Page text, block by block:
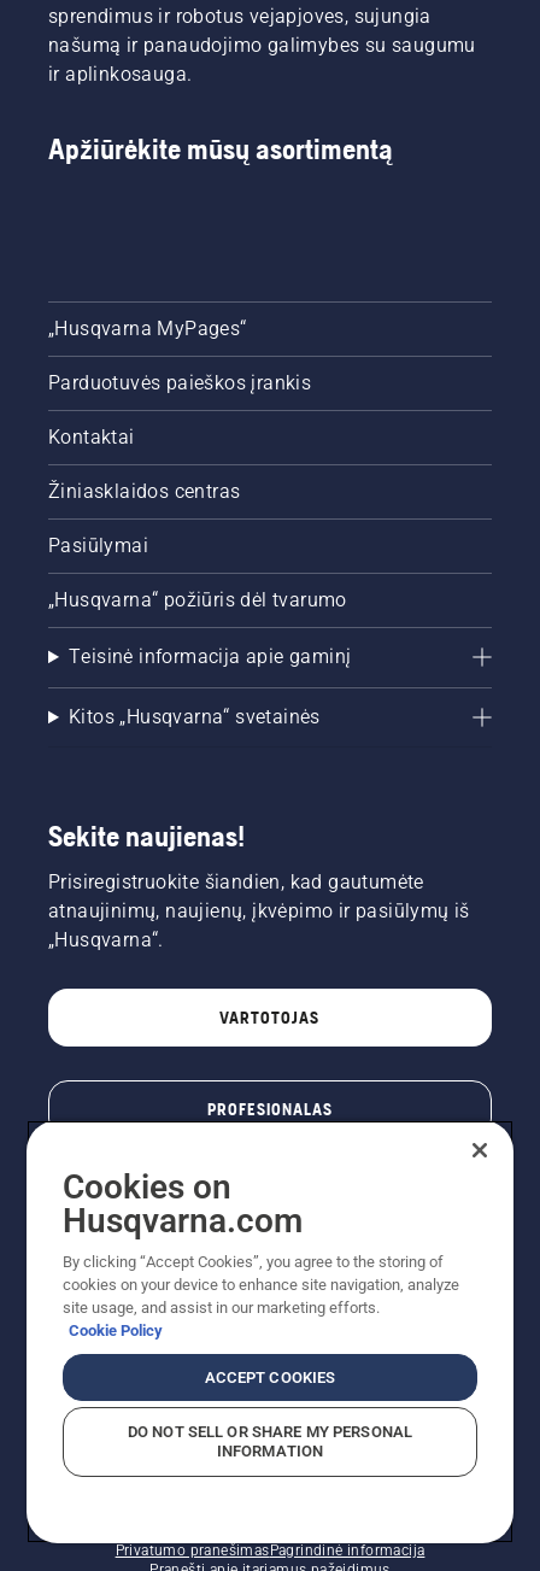
sprendimus ir robotus vejapjoves, sujungia
našumą ir panaudojimo galimybes su saugumu
ir aplinkosauga.
Apžiūrėkite mūsų asortimentą
„Husqvarna MyPages“
Parduotuvės paieškos įrankis
Kontaktai
Žiniasklaidos centras
Pasiūlymai
„Husqvarna“ požiūris dėl tvarumo
Teisinė informacija apie gaminį
Kitos „Husqvarna“ svetainės
Sekite naujienas!
Prisiregistruokite šiandien, kad gautumėte
atnaujinimų, naujienų, įkvėpimo ir pasiūlymų iš
„Husqvarna“.
VARTOTOJAS
PROFESIONALAS
© „Husqvarna AB“ (leid). Visos teisės priklauso autoriui.
Nurodoma rekomenduojama mažmeninė kaina (RMK),
įskaitant PVM. RMK yra kaina, už kurią gamintojas
rekomenduoja pardavėjui parduoti prekę. UAB
"Husqvarna Lietuva" prekių vartotojams neparduoda,
Privatumo pranešimasPagrindinė informacija
Cookies on
Husqvarna.com
By clicking “Accept Cookies”, you agree to the storing of
cookies on your device to enhance site navigation, analyze
site usage, and assist in our marketing efforts.
Cookie Policy
ACCEPT COOKIES
DO NOT SELL OR SHARE MY PERSONAL
INFORMATION